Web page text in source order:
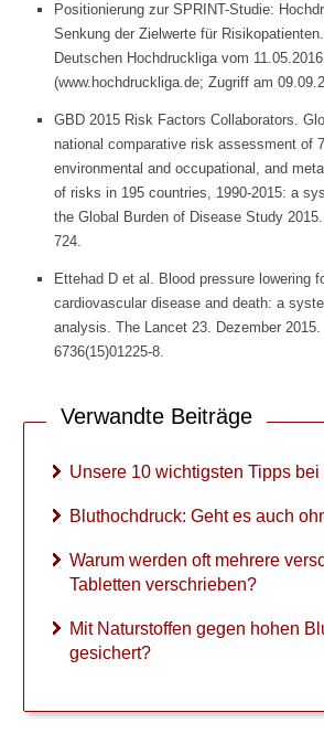
Positionierung zur SPRINT-Studie:
Senkung der Zielwerte für
Deutschen Hochdruckliga vom
(www.hochdruckliga.de; Zugriff am
GBD 2015 Risk Factors Collaborators.
national comparative risk assessment of
environmental and occupational, and
of risks in 195 countries, 1990-2015: a
the Global Burden of Disease Study
724.
Ettehad D et al. Blood pressure lowering
cardiovascular disease and death: a
analysis. The Lancet 23. Dezember
6736(15)01225-8.
Verwandte Beiträge
Unsere 10 wichtigsten Tipps
Bluthochdruck: Geht es auch
Warum werden oft mehrere
Tabletten verschrieben?
Mit Naturstoffen gegen hohen
gesichert?
Laborwerte
Therapieverfahren
Medikamente
Gesundheitsthemen